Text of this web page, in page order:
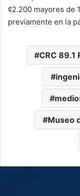
¢2.200 mayores de
previamente en la
CRC 89.1
Museo